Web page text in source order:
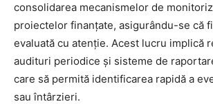
consolidarea mecanismelor de
proiectelor finanțate, asigurându-se că
evaluată cu atenție. Acest lucru implică
audituri periodice și sisteme de
care să permită identificarea rapidă a
sau întârzieri.